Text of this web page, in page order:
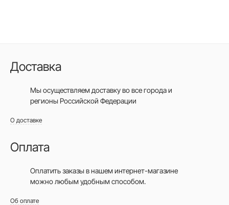
Доставка
Мы осуществляем доставку во все городаи
регионы Российской Федерации
О доставке
Оплата
Оплатить заказы в нашем интернет-магазине
можно любым удобным способом.
Об оплате